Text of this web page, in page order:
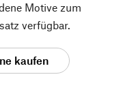
Motive zum
verfügbar.
kaufen